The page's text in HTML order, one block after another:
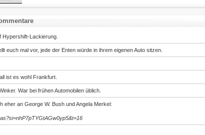
Hypershift-Lackierung.
euch mal vor, jede der Enten würde in ihrem eigenen Auto sitzen.
ist es wohl Frankfurt.
War bei frühen Automobilen üblich.
eher an George W. Bush und Angela Merkel: